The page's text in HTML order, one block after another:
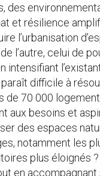
des
et résilience
l’urbanisation
l’autre, celui de
intensifiant
difficile à
de 70 000
aux besoins et
des espaces
notamment les
plus éloignés
en